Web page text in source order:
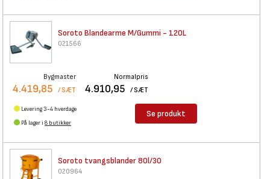
Soroto Blandearme M/Gummi - 120L
021566
Bygmaster
4.419,85 / SÆT
Normalpris
4.910,95 / SÆT
Levering 3-4 hverdage
På lager i 8 butikker
Se produkt
Soroto tvangsblander 80l/30
020964